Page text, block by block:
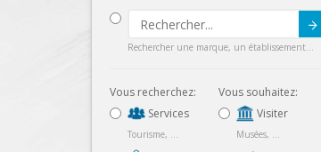
Rechercher une marque, un établissement...
Vous recherchez:
Services
Tourisme, ...
Vous souhaitez:
Visiter
Musées, ...